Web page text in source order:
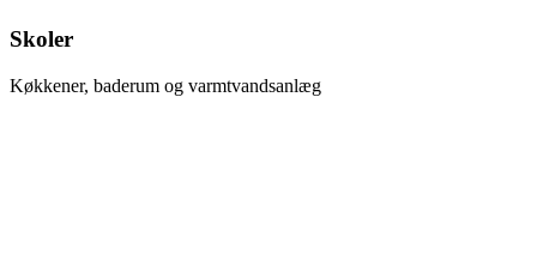
Skoler
Køkkener, baderum og varmtvandsanlæg